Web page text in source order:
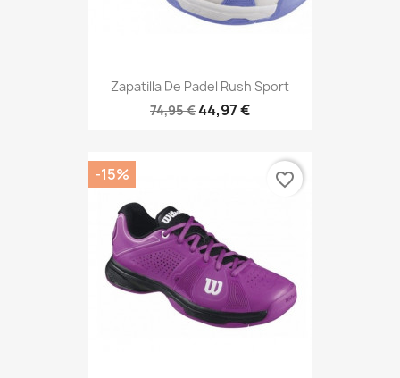
Zapatilla De Padel Rush Sport
74,95 €44,97 €
-15% favorite_border